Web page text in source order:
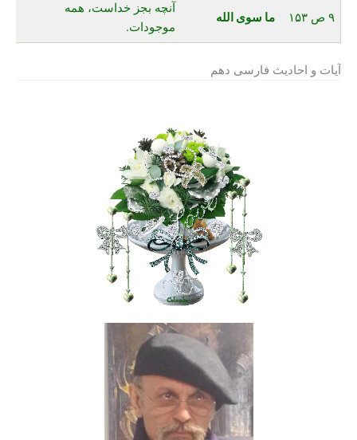
۹ ص ۱۵۳ ما سوی الله
آنچه بجز خداست، همه
موجودات.
آیات و احادیث فارسی دهم